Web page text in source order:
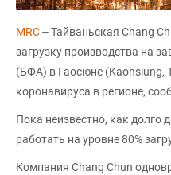
MRC-- Тайваньская Chang
загрузку производства на
(БФА) в Гаосюне (Kaohsiung,
коронавируса в регионе,
Пока неизвестно, как долго
работать на уровне 80%
Компания Chang Chun